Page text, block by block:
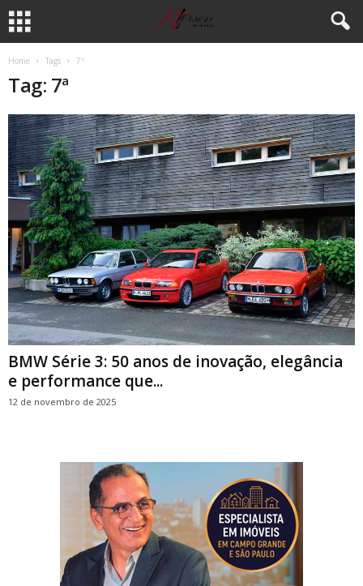
Home Tags 7ª
Tag: 7ª
BMW Série 3: 50 anos de inovação, elegância
e performance que...
12 de novembro de 2025